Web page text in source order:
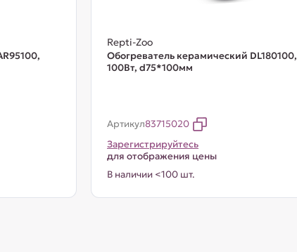
Repti-Zoo
Обогреватель керамический DL180100,
100Вт, d75*100мм
Артикул83715020
Зарегистрируйтесь
для отображения цены
В наличии <100 шт.